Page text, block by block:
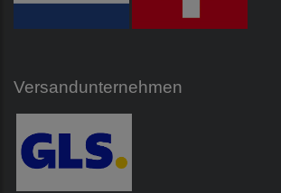
Versandunternehmen